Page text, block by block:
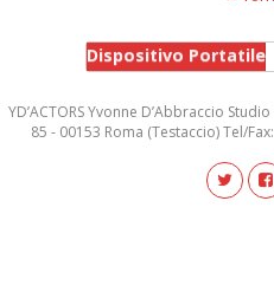
Dispositivo Portatile
YD’ACTORS Yvonne D’Abbraccio
85 - 00153 Roma (Testaccio) Tel/